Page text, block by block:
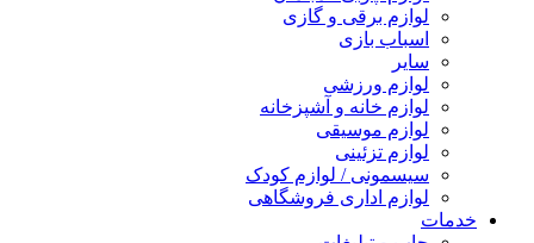
لوازم برقی و گازی
اسباب بازی
سایر
لوازم ورزشی
لوازم خانه و آشپزخانه
لوازم موسیقی
لوازم تزئینی
سیسمونی / لوازم کودک
لوازم اداری فروشگاهی
خدمات